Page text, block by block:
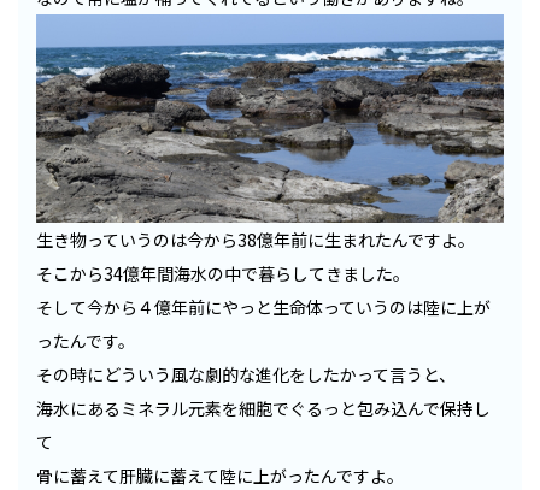
生き物っていうのは今から38億年前に生まれたんですよ。
そこから34億年間海水の中で暮らしてきました。
そして今から４億年前にやっと生命体っていうのは陸に上が
ったんです。
その時にどういう風な劇的な進化をしたかって言うと、
海水にあるミネラル元素を細胞でぐるっと包み込んで保持し
て
骨に蓄えて肝臓に蓄えて陸に上がったんですよ。